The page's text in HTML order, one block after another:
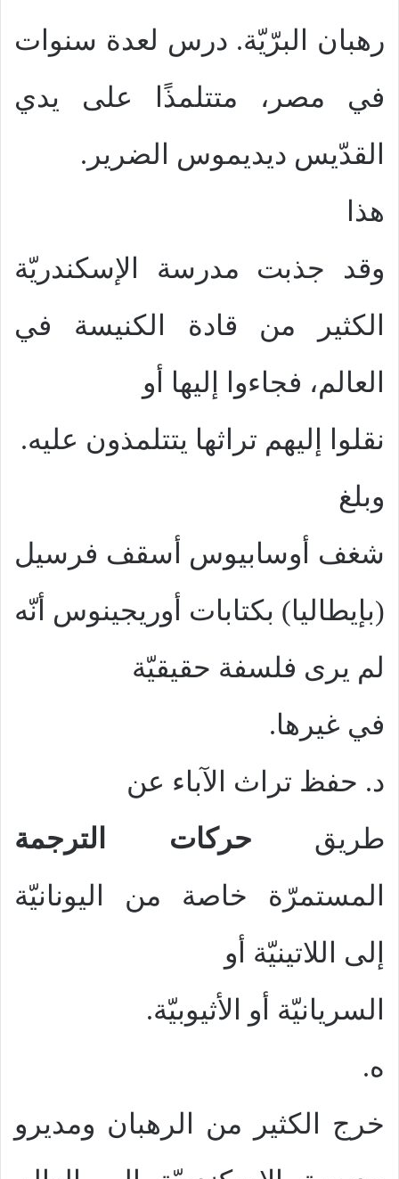
رهبان البرّيّة. درس لعدة سنوات
في مصر، متتلمذًا على يدي
القدّيس ديديموس الضرير.
هذا
وقد جذبت مدرسة الإسكندريّة
الكثير من قادة الكنيسة في
العالم، فجاءوا إليها أو
نقلوا إليهم تراثها يتتلمذون عليه.
وبلغ
شغف أوسابيوس أسقف فرسيل
(بإيطاليا) بكتابات أوريجينوس أنّه
لم يرى فلسفة حقيقيّة
في غيرها.
د. حفظ تراث الآباء عن
طريق حركات الترجمة
المستمرّة خاصة من اليونانيّة
إلى اللاتينيّة أو
السريانيّة أو الأثيوبيّة.
ه.
خرج الكثير من الرهبان ومديرو